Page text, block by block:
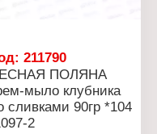
товара: Мыло
применения: 0+
туалетное
Для Детей
"Кремъ и
211790
ПОЛЯНА
мыло клубника
сливками 90гр *104
2